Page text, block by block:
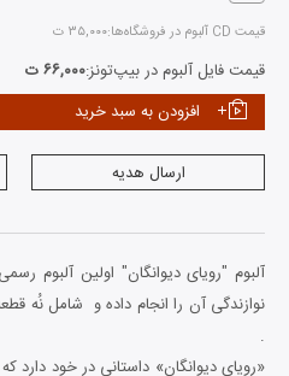
قیمت CD آلبوم در فروشگاه‌ها: ۳۵,۰۰۰ ت
قیمت فایل آلبوم در بیپ‌تونز:۶۶,۰۰۰ ت
افزودن به سبد خرید
ارسال هدیه
آلبوم "رویای دیوانگان" اولین آلبوم
نوازندگی آن را انجام داده و شامل نُه
.
«رویای دیوانگان» داستانی در خود دارد